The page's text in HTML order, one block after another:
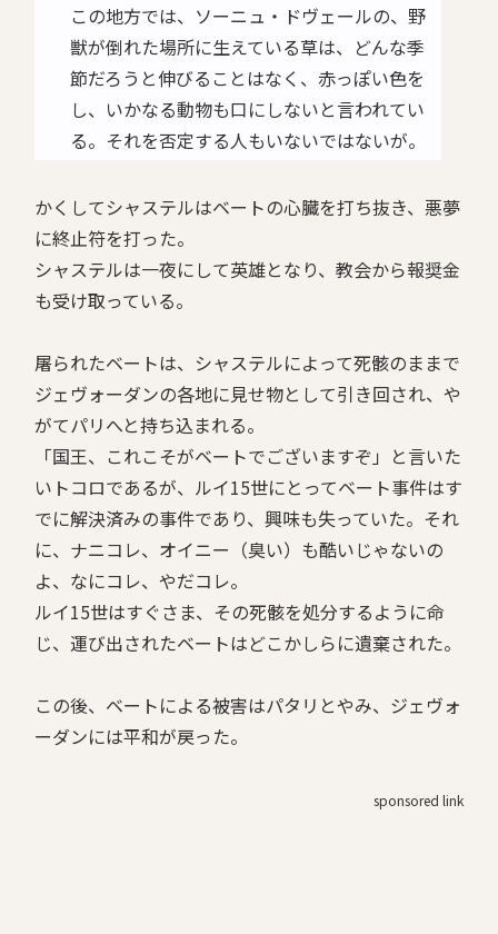
この地方では、ソーニュ・ドヴェールの、野
獣が倒れた場所に生えている草は、どんな季
節だろうと伸びることはなく、赤っぽい色を
し、いかなる動物も口にしないと言われてい
る。それを否定する人もいないではないが。
かくしてシャステルはベートの心臓を打ち抜き、悪夢
に終止符を打った。
シャステルは一夜にして英雄となり、教会から報奨金
も受け取っている。
屠られたベートは、シャステルによって死骸のままで
ジェヴォーダンの各地に見せ物として引き回され、や
がてパリへと持ち込まれる。
「国王、これこそがベートでございますぞ」と言いた
いトコロであるが、ルイ15世にとってベート事件はす
でに解決済みの事件であり、興味も失っていた。それ
に、ナニコレ、オイニー（臭い）も酷いじゃないの
よ、なにコレ、やだコレ。
ルイ15世はすぐさま、その死骸を処分するように命
じ、運び出されたベートはどこかしらに遺棄された。
この後、ベートによる被害はパタリとやみ、ジェヴォ
ーダンには平和が戻った。
sponsored link